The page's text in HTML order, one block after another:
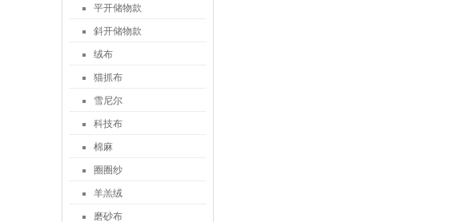
平开储物款
斜开储物款
绒布
猫抓布
雪尼尔
科技布
棉麻
圈圈纱
羊羔绒
磨砂布